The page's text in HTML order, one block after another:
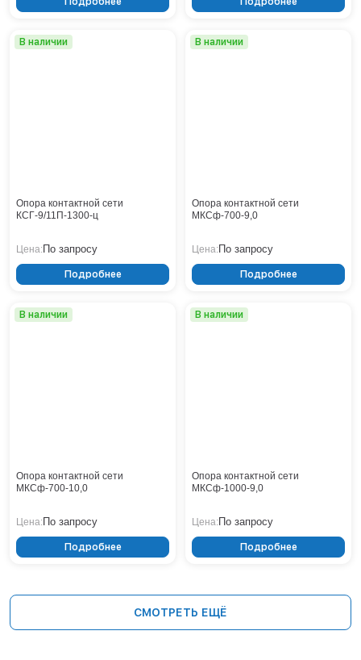
В наличии
Опора контактной сети
КСГ-9/11П-1300-ц
Цена:По запросу
Подробнее
В наличии
Опора контактной сети
МКСф-700-9,0
Цена:По запросу
Подробнее
В наличии
Опора контактной сети
МКСф-700-10,0
Цена:По запросу
Подробнее
В наличии
Опора контактной сети
МКСф-1000-9,0
Цена:По запросу
Подробнее
СМОТРЕТЬ ЕЩЁ